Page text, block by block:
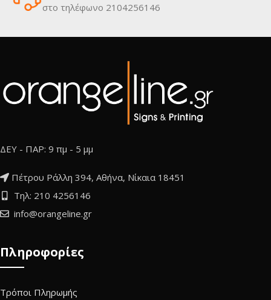
στο τηλέφωνο 2104256146
ΔΕΥ - ΠΑΡ: 9 πμ - 5 μμ
Πέτρου Ράλλη 394, Αθήνα, Νίκαια 18451
Τηλ: 210 4256146
info@orangeline.gr
Πληροφορίες
Τρόποι Πληρωμής